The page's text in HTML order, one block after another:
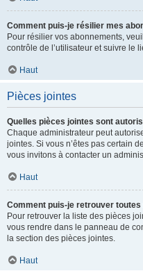
Comment puis-je résilier mes
Pour résilier vos abonnements,
contrôle de l’utilisateur et suivre le
Haut
Pièces jointes
Quelles pièces jointes sont
Chaque administrateur peut
jointes. Si vous n’êtes pas certain
vous invitons à contacter un
Haut
Comment puis-je retrouver
Pour retrouver la liste des pièces
vous rendre dans le panneau de
la section des pièces jointes.
Haut